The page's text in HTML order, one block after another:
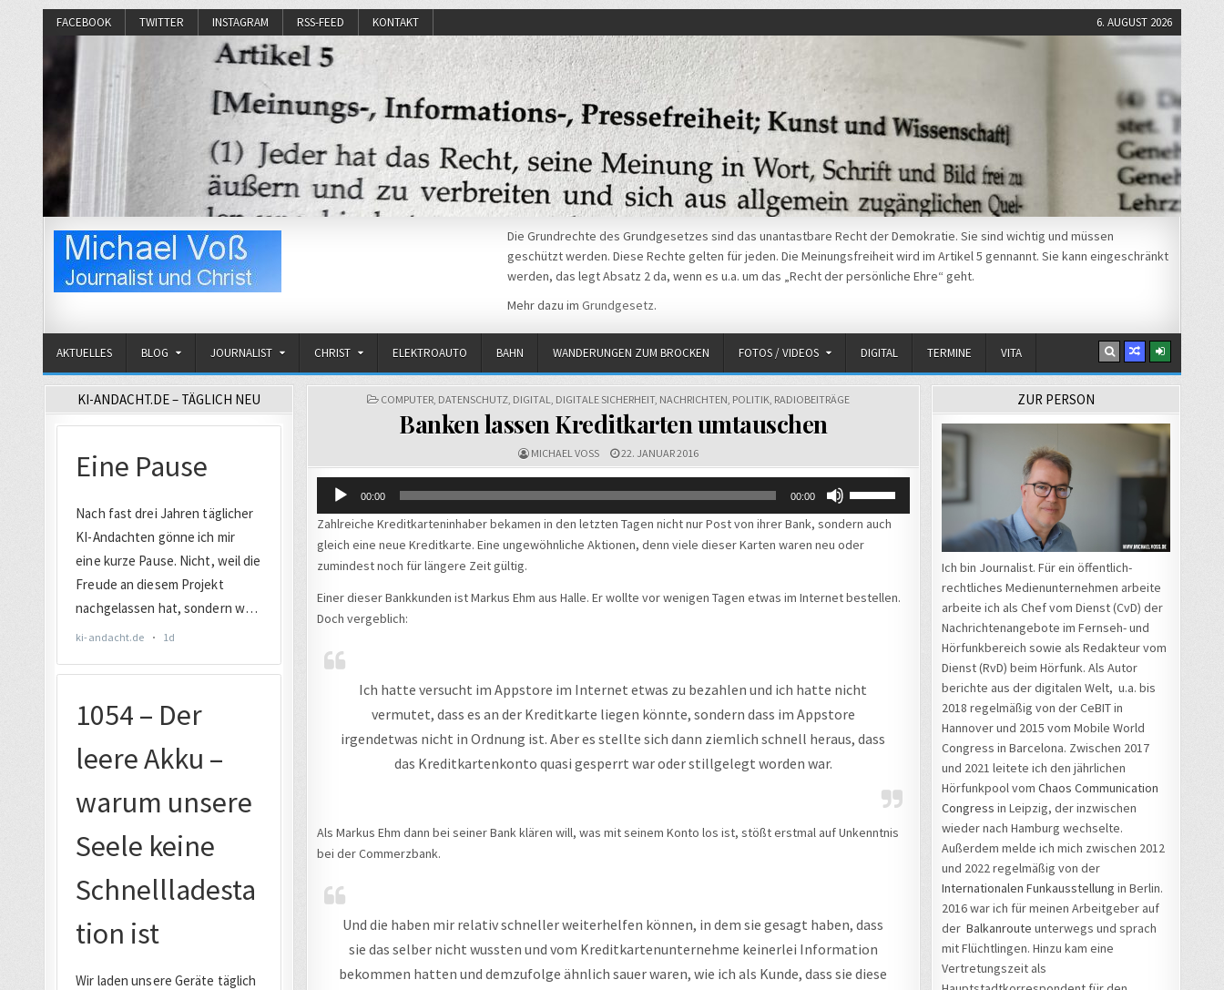
FACEBOOK TWITTER INSTAGRAM RSS-FEED KONTAKT 6. AUGUST 2026
Die Grundrechte des Grundgesetzes sind das unantastbare Recht der Demokratie. Sie sind wichtig und müssen
geschützt werden. Diese Rechte gelten für jeden. Die Meinungsfreiheit wird im Artikel 5 gennannt. Sie kann eingeschränkt
werden, das legt Absatz 2 da, wenn es u.a. um das „Recht der persönliche Ehre“ geht.
Mehr dazu im Grundgesetz.
AKTUELLES BLOG JOURNALIST CHRIST ELEKTROAUTO BAHN WANDERUNGEN ZUM BROCKEN FOTOS / VIDEOS DIGITAL TERMINE VITA
POSTED
COMPUTER DATENSCHUTZ DIGITAL DIGITALE SICHERHEIT, NACHRICHTEN POLITIK RADIOBEITRÄGE
Banken lassen Kreditkarten umtauschen
MICHAEL VOSS 22. JANUAR 2016
Audio-
Player
00:00 00:00
benutzen,
um
Lautstärke
Zahlreiche Kreditkarteninhaber bekamen in den letzten Tagen nicht nur Post von ihrer Bank, sondern auch
gleich eine neue Kreditkarte. Eine ungewöhnliche Aktionen, denn viele dieser Karten waren neu oder
zumindest noch für längere Zeit gültig.
Einer dieser Bankkunden ist Markus Ehm aus Halle. Er wollte vor wenigen Tagen etwas im Internet bestellen.
Doch vergeblich:
Ich hatte versucht im Appstore im Internet etwas zu bezahlen und ich hatte nicht
vermutet, dass es an der Kreditkarte liegen könnte, sondern dass im Appstore
irgendetwas nicht in Ordnung ist. Aber es stellte sich dann ziemlich schnell heraus, dass
das Kreditkartenkonto quasi gesperrt war oder stillgelegt worden war.
Als Markus Ehm dann bei seiner Bank klären will, was mit seinem Konto los ist, stößt erstmal auf Unkenntnis
bei der Commerzbank.
Und die haben mir relativ schneller weiterhelfen können, in dem sie gesagt haben, dass
sie das selber nicht wussten und vom Kreditkartenunternehme keinerlei Information
bekommen hatten und demzufolge ähnlich sauer waren, wie ich als Kunde, dass sie diese
KI-ANDACHT.DE – TÄGLICH NEU ZUR PERSON
Ich bin Journalist. Für ein öffentlich-
rechtliches Medienunternehmen arbeite
arbeite ich als Chef vom Dienst (CvD) der
Nachrichtenangebote im Fernseh- und
Hörfunkbereich sowie als Redakteur vom
Dienst (RvD) beim Hörfunk. Als Autor
berichte aus der digitalen Welt, u.a. bis
2018 regelmäßig von der CeBIT in
Hannover und 2015 vom Mobile World
Congress in Barcelona. Zwischen 2017
und 2021 leitete ich den jährlichen
Hörfunkpool vom Chaos Communication
Congress in Leipzig, der inzwischen
wieder nach Hamburg wechselte.
Außerdem melde ich mich zwischen 2012
und 2022 regelmäßig von der
Internationalen Funkausstellung in Berlin.
2016 war ich für meinen Arbeitgeber auf
der Balkanroute unterwegs und sprach
mit Flüchtlingen. Hinzu kam eine
Vertretungszeit als